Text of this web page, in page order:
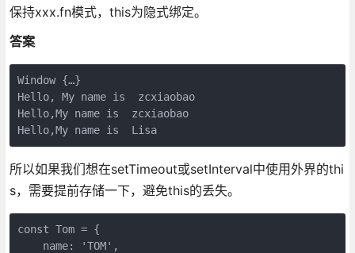
保持xxx.fn模式，this为隐式绑定。
答案
Window {…}
Hello, My name is  zcxiaobao
Hello,My name is  zcxiaobao
Hello,My name is  Lisa
所以如果我们想在setTimeout或setInterval中使用外界的thi
s，需要提前存储一下，避免this的丢失。
const Tom = {
    name: 'TOM',